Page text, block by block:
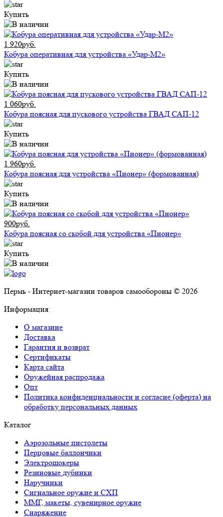
Купить
1 920руб.
Кобура оперативная для устройства «Удар-М2»
Купить
1 060руб.
Кобура поясная для пускового устройства ГВАД САП-12
Купить
1 960руб.
Кобура поясная для устройства «Пионер» (формованная)
Купить
900руб.
Кобура поясная со скобой для устройства «Пионер»
Купить
Пермь - Интернет-магазин товаров самообороны © 2026
Информация
О магазине
Доставка
Гарантия и возврат
Сертификаты
Карта сайта
Оружейная распродажа
Опт
Политика конфиденциальности и согласие (оферта) на
обработку персональных данных
Каталог
Аэрозольные пистолеты
Перцовые баллончики
Электрошокеры
Резиновые дубинки
Наручники
Сигнальное оружие и СХП
ММГ, макеты, сувенирное оружие
Снаряжение